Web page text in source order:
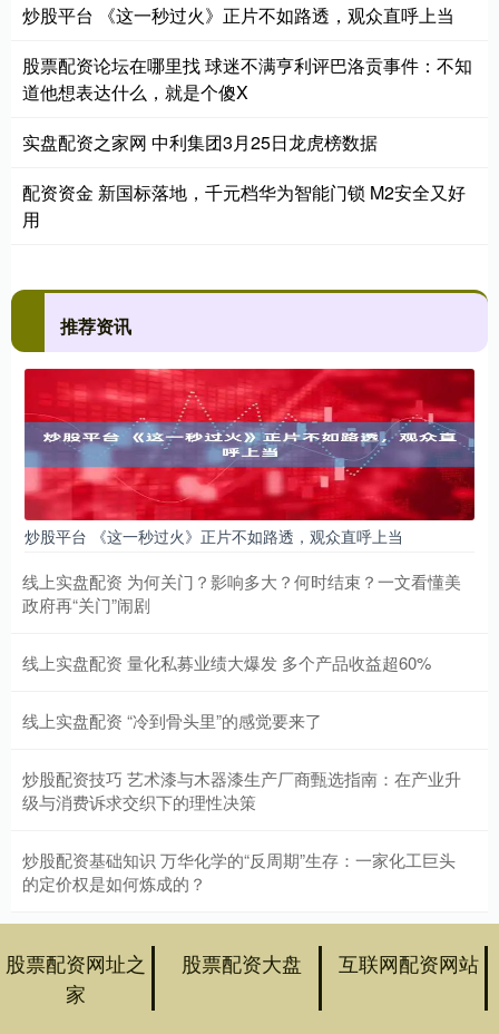
炒股平台 《这一秒过火》正片不如路透，观众直呼上当
股票配资论坛在哪里找 球迷不满亨利评巴洛贡事件：不知
道他想表达什么，就是个傻X
实盘配资之家网 中利集团3月25日龙虎榜数据
配资资金 新国标落地，千元档华为智能门锁 M2安全又好
用
推荐资讯
炒股平台 《这一秒过火》正片不如路透，观众直呼上当
线上实盘配资 为何关门？影响多大？何时结束？一文看懂美
政府再“关门”闹剧
线上实盘配资 量化私募业绩大爆发 多个产品收益超60%
线上实盘配资 “冷到骨头里”的感觉要来了
炒股配资技巧 艺术漆与木器漆生产厂商甄选指南：在产业升
级与消费诉求交织下的理性决策
炒股配资基础知识 万华化学的“反周期”生存：一家化工巨头
的定价权是如何炼成的？
股票配资网址之
家
股票配资大盘 互联网配资网站